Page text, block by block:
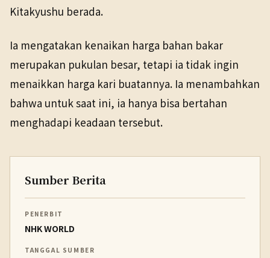
Kitakyushu berada.
Ia mengatakan kenaikan harga bahan bakar
merupakan pukulan besar, tetapi ia tidak ingin
menaikkan harga kari buatannya. Ia menambahkan
bahwa untuk saat ini, ia hanya bisa bertahan
menghadapi keadaan tersebut.
Sumber Berita
PENERBIT
NHK WORLD
TANGGAL SUMBER